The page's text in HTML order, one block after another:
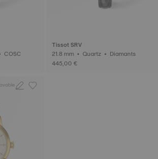
30 mm • Automatique • COSC
Tissot SRV
21.8 mm • Quartz • Diamants
445,00 €